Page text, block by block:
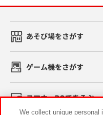
あそび場をさがす
ゲーム機をさがす
スマホ・PCであそぶ
We collect unique